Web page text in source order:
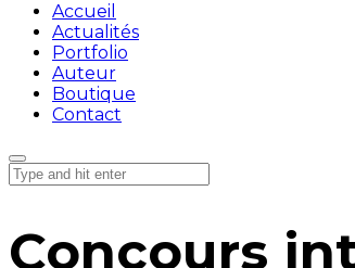
Accueil
Actualités
Portfolio
Auteur
Boutique
Contact
Concours